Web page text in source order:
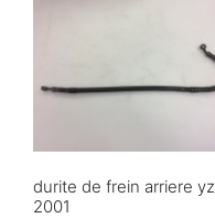
durite de frein arriere yz
2001